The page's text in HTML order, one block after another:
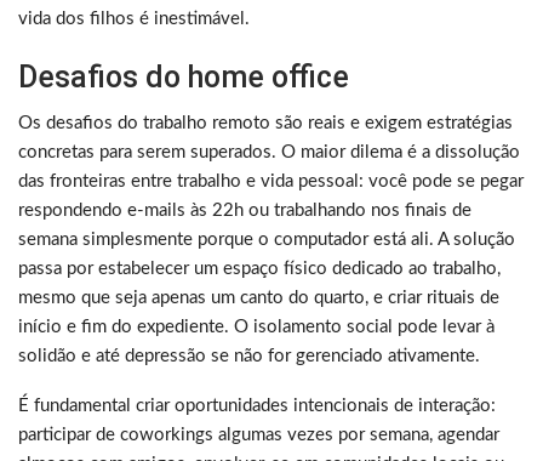
vida dos filhos é inestimável.
Desafios do home office
Os desafios do trabalho remoto são reais e exigem estratégias
concretas para serem superados. O maior dilema é a dissolução
das fronteiras entre trabalho e vida pessoal: você pode se pegar
respondendo e-mails às 22h ou trabalhando nos finais de
semana simplesmente porque o computador está ali. A solução
passa por estabelecer um espaço físico dedicado ao trabalho,
mesmo que seja apenas um canto do quarto, e criar rituais de
início e fim do expediente. O isolamento social pode levar à
solidão e até depressão se não for gerenciado ativamente.
É fundamental criar oportunidades intencionais de interação:
participar de coworkings algumas vezes por semana, agendar